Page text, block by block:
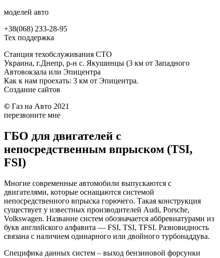
моделей авто
+38(068) 233-28-95
Тех поддержка
Станция техобслуживания СТО
Украина, г.Днепр, р-н с. Якушинцы (3 км от Западного
Автовокзала или Эпицентра
Как к нам проехать: 3 км от Эпицентра.
Создание сайтов
© Газ на Авто 2021
перезвоните мне
ГБО для двигателей с
непосредственным впрыском (TSI,
FSI)
Многие современные автомобили выпускаются с
двигателями, которые оснащаются системой
непосредственного впрыска горючего. Такая конструкция
существует у известных производителей Audi, Porsche,
Volkswagen. Название систем обозначается аббревиатурами из
букв английского алфавита — FSI, TSI, TFSI. Разновидность
связана с наличием одинарного или двойного турбонаддува.
Специфика данных систем – выход бензиновой форсунки